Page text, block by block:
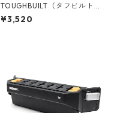
TOUGHBUILT（タフビルト）S
TACK TECH(スタックテック)
ロールホルダー TB-B1-A-32
¥3,520